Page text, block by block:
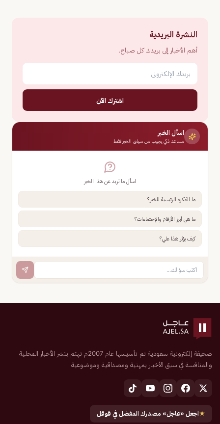
النشرة البريدية
أهم الأخبار إلى بريدك كل صباح.
اشترك الآن
اسأل الخبر
مساعد ذكي يجيب من سياق الخبر فقط
اسأل ما تريد عن هذا الخبر
ما الفكرة الرئيسية للخبر؟
ما هي أبرز الأرقام والإحصاءات؟
كيف يؤثر هذا علي؟
صحيفة إلكترونية سعودية تم تأسيسها عام 2007م تهتم بنشر الأخبار المحلية
والمنافسة في سبق الأخبار بمهنية ومصداقية وموضوعية
★اجعل «عاجل» مصدرك المفضل في قوقل